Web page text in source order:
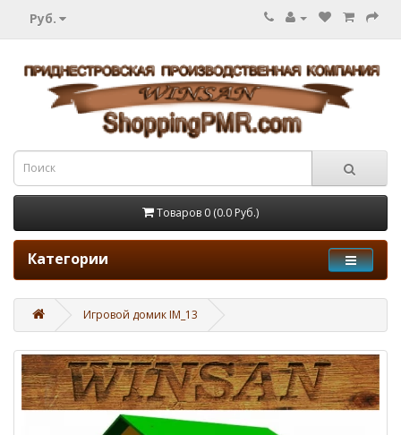
Руб.
Товаров 0 (0.0 Руб.)
Категории
Игровой домик IM_13